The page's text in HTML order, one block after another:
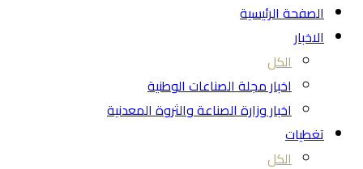
الصفحة الرئيسية
الاخبار
الكل
اخبار مجلة الصناعات الوطنية
اخبار وزارة الصناعة والثروة المعدنية
تغطيات
الكل